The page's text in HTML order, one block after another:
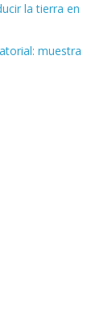
la tierra en
muestra